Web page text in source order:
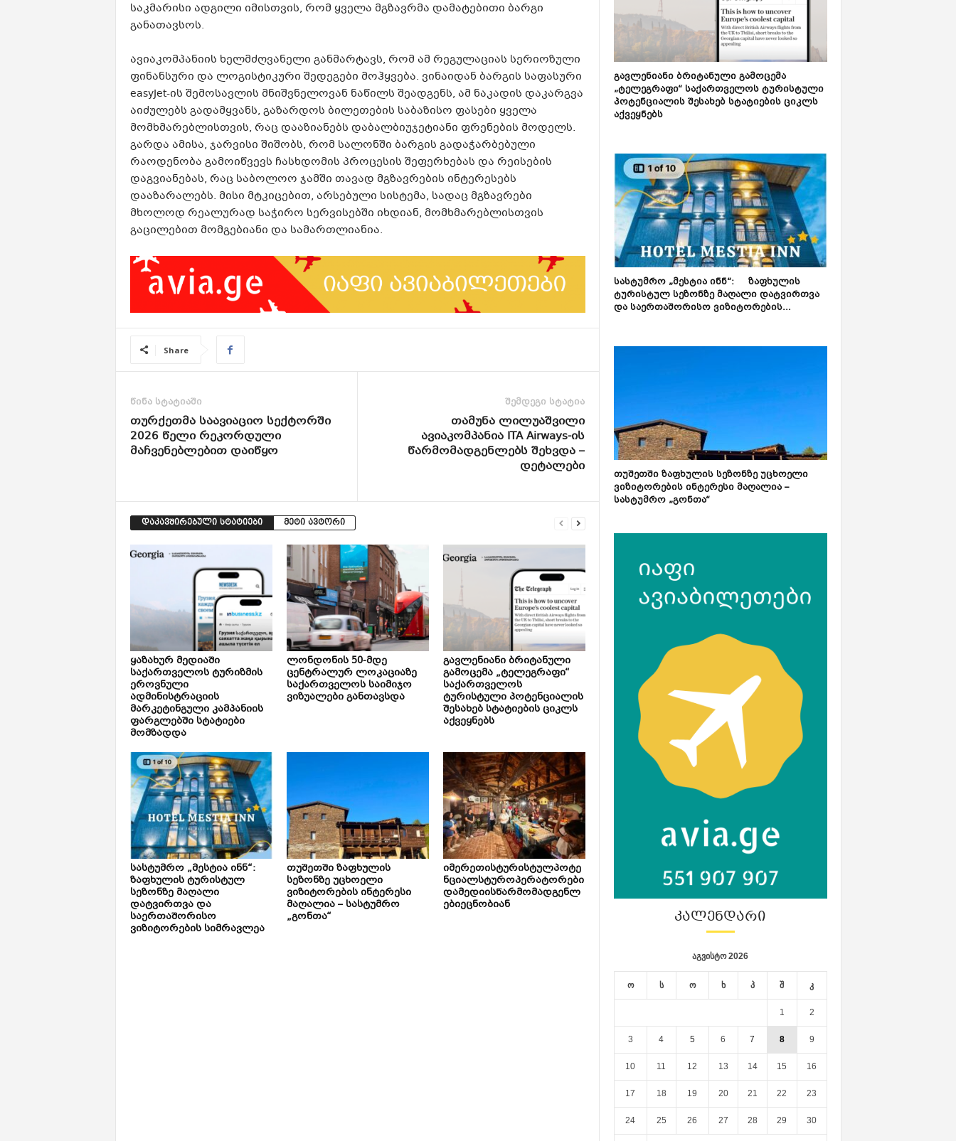
საკმარისი ადგილი იმისთვის, რომ ყველა მგზავრმა დამატებითი ბარგი
განათავსოს.
ავიაკომპანიის ხელმძღვანელი განმარტავს, რომ ამ რეგულაციას სერიოზული
ფინანსური და ლოგისტიკური შედეგები მოჰყვება. ვინაიდან ბარგის საფასური
easyJet-ის შემოსავლის მნიშვნელოვან ნაწილს შეადგენს, ამ ნაკადის დაკარგვა
აიძულებს გადამყვანს, გაზარდოს ბილეთების საბაზისო ფასები ყველა
მომხმარებლისთვის, რაც დააზიანებს დაბალბიუჯეტიანი ფრენების მოდელს.
გარდა ამისა, ჯარვისი შიშობს, რომ სალონში ბარგის გადაჭარბებული
რაოდენობა გამოიწვევს ჩასხდომის პროცესის შეფერხებას და რეისების
დაგვიანებას, რაც საბოლოო ჯამში თავად მგზავრების ინტერესებს
დააზარალებს. მისი მტკიცებით, არსებული სისტემა, სადაც მგზავრები
მხოლოდ რეალურად საჭირო სერვისებში იხდიან, მომხმარებლისთვის
გაცილებით მომგებიანი და სამართლიანია.
Share
წინა სტატიაში
თურქეთმა საავიაციო სექტორში
2026 წელი რეკორდული
მაჩვენებლებით დაიწყო
შემდეგი სტატია
თამუნა ლილუაშვილი
ავიაკომპანია ITA Airways-ის
წარმომადგენლებს შეხვდა –
დეტალები
დაკავშირებული სტატიები მეტი ავტორი
ყაზახურ მედიაში
საქართველოს ტურიზმის
ეროვნული
ადმინისტრაციის
მარკეტინგული კამპანიის
ფარგლებში სტატიები
მომზადდა
ლონდონის 50-მდე
ცენტრალურ ლოკაციაზე
საქართველოს საიმიჯო
ვიზუალები განთავსდა
გავლენიანი ბრიტანული
გამოცემა „ტელეგრაფი“
საქართველოს
ტურისტული პოტენციალის
შესახებ სტატიების ციკლს
აქვეყნებს
სასტუმრო „მესტია ინნ“:
ზაფხულის ტურისტულ
სეზონზე მაღალი
დატვირთვა და
საერთაშორისო
ვიზიტორების სიმრავლეა
თუშეთში ზაფხულის
სეზონზე უცხოელი
ვიზიტორების ინტერესი
მაღალია – სასტუმრო
„გონთა“
იმერეთისტურისტულპოტე
ნციალსტუროპერატორები
დამედიისწარმომადგენლ
ებიეცნობიან
გავლენიანი ბრიტანული გამოცემა
„ტელეგრაფი“ საქართველოს ტურისტული
პოტენციალის შესახებ სტატიების ციკლს
აქვეყნებს
სასტუმრო „მესტია ინნ“: ზაფხულის
ტურისტულ სეზონზე მაღალი დატვირთვა
და საერთაშორისო ვიზიტორების...
თუშეთში ზაფხულის სეზონზე უცხოელი
ვიზიტორების ინტერესი მაღალია –
სასტუმრო „გონთა“
ᲙᲐᲚᲔᲜᲓᲐᲠᲘ
აგვისტო 2026
ო ს ო ხ პ შ კ
1 2
3 4 5 6 7 8 9
10 11 12 13 14 15 16
17 18 19 20 21 22 23
24 25 26 27 28 29 30